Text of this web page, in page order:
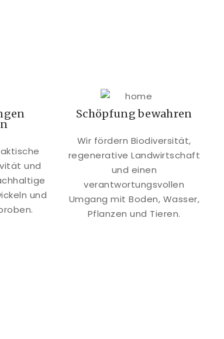
und
und
Schöpfung bewahren
Wir fördern Biodiversität,
regenerative Landwirtschaft
und einen
verantwortungsvollen
Umgang mit Boden, Wasser,
Pflanzen und Tieren.